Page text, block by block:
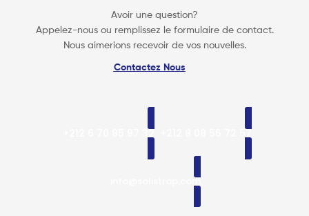
Avoir une question?
Appelez-nous ou remplissez le formulaire de contact.
Nous aimerions recevoir de vos nouvelles.
Contactez Nous
+212 6 70 85 97 32 +212 8 08 56 72 57
info@solistrap.com